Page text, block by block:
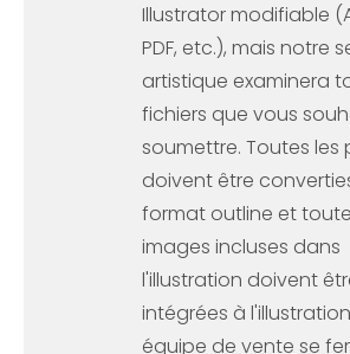
Illustrator modifiable
PDF, etc.), mais notre
artistique examinera
fichiers que vous
soumettre. Toutes les
doivent être
format outline et
images incluses dans
l'illustration doivent
intégrées à
équipe de vente se